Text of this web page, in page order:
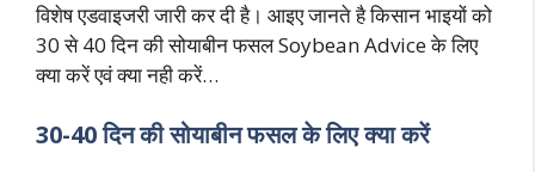
विशेष एडवाइजरी जारी कर दी है। आइए जानते है किसान भाइयों को
30 से 40 दिन की सोयाबीन फसल Soybean Advice के लिए
क्या करें एवं क्या नही करें…
30-40 दिन की सोयाबीन फसल के लिए क्या करें